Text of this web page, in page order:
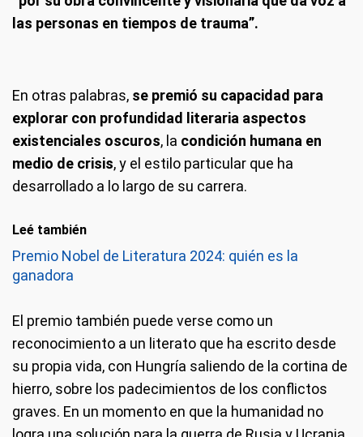
las personas en tiempos de trauma”.
En otras palabras, se premió su capacidad para
explorar con profundidad literaria aspectos
existenciales oscuros, la condición humana en
medio de crisis, y el estilo particular que ha
desarrollado a lo largo de su carrera.
Leé también
Premio Nobel de Literatura 2024: quién es la
ganadora
El premio también puede verse como un
reconocimiento a un literato que ha escrito desde
su propia vida, con Hungría saliendo de la cortina de
hierro, sobre los padecimientos de los conflictos
graves. En un momento en que la humanidad no